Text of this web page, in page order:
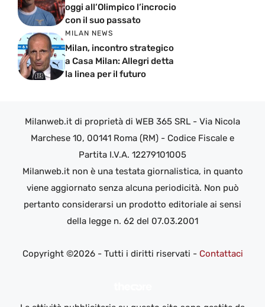
oggi all’Olimpico l’incrocio
con il suo passato
MILAN NEWS
Milan, incontro strategico
a Casa Milan: Allegri detta
la linea per il futuro
Milanweb.it di proprietà di WEB 365 SRL - Via Nicola
Marchese 10, 00141 Roma (RM) - Codice Fiscale e
Partita I.V.A. 12279101005
Milanweb.it non è una testata giornalistica, in quanto
viene aggiornato senza alcuna periodicità. Non può
pertanto considerarsi un prodotto editoriale ai sensi
della legge n. 62 del 07.03.2001
Copyright ©2026 - Tutti i diritti riservati - Contattaci